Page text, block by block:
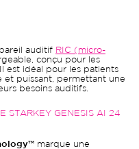
auditif RIC (micro-
conçu pour les
est idéal pour les patients
et puissant, permettant une
besoins auditifs.
STARKEY GENESIS AI 24
marque une